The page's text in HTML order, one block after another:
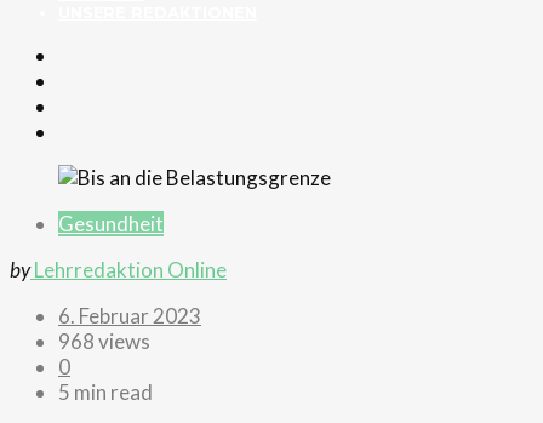
Gesundheit
byLehrredaktion Online
6. Februar 2023
968 views
0
5 min read